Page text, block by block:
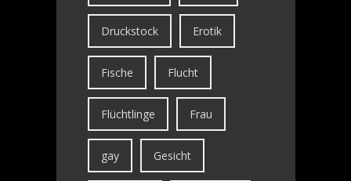
Druckstock Erotik
Fische Flucht
Flüchtlinge Frau
gay Gesicht